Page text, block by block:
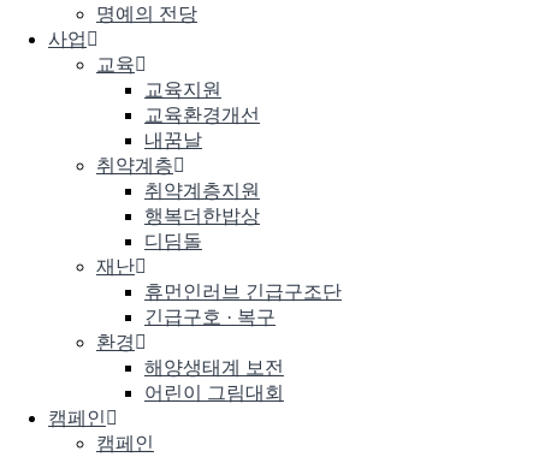
명예의 전당
사업
교육
교육지원
교육환경개선
내꿈날
취약계층
취약계층지원
행복더한밥상
디딤돌
재난
휴먼인러브 긴급구조단
긴급구호 · 복구
환경
해양생태계 보전
어린이 그림대회
캠페인
캠페인